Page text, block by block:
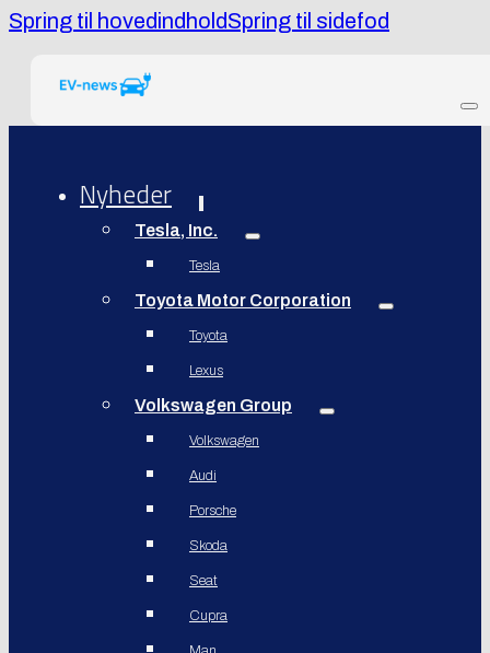
Spring til hovedindholdSpring til sidefod
Nyheder
Tesla, Inc.
Tesla
Toyota Motor Corporation
Toyota
Lexus
Volkswagen Group
Volkswagen
Audi
Porsche
Skoda
Seat
Cupra